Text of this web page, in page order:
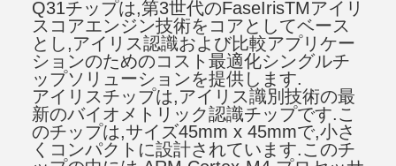
Q31チップは,第3世代のFaseIrisTMアイリ
スコアエンジン技術をコアとしてベース
とし,アイリス認識および比較アプリケー
ションのためのコスト最適化シングルチ
ップソリューションを提供します.
アイリスチップは,アイリス識別技術の最
新のバイオメトリック認識チップです.こ
のチップは,サイズ45mm x 45mmで,小さ
くコンパクトに設計されています.このチ